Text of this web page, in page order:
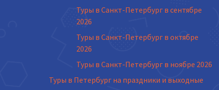
Туры в Санкт-Петербург в сентябре
2026
Туры в Санкт-Петербург в октябре
2026
Туры в Санкт-Петербург в ноябре 2026
Туры в Петербург на праздники и выходные